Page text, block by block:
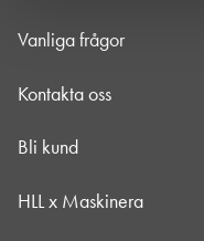
Vanliga frågor
Kontakta oss
Bli kund
HLL x Maskinera